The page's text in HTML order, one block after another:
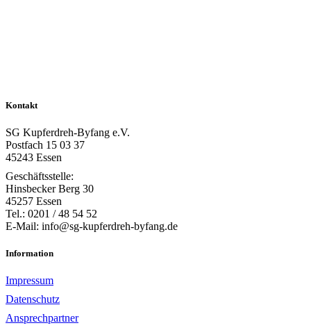
Kontakt
SG Kupferdreh-Byfang e.V.
Postfach 15 03 37
45243 Essen
Geschäftsstelle:
Hinsbecker Berg 30
45257 Essen
Tel.: 0201 / 48 54 52
E-Mail: info@sg-kupferdreh-byfang.de
Information
Impressum
Datenschutz
Ansprechpartner